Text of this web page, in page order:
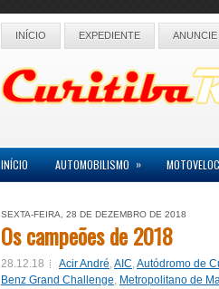
INÍCIO EXPEDIENTE ANUNCIE
INÍCIO AUTOMOBILISMO »
SEXTA-FEIRA, 28 DE DEZEMBRO DE 2018
Os campeões de 2018
28.12.18 Acir André,AIC,Autódromo de
Benz Grand Challenge, Metropolitano de